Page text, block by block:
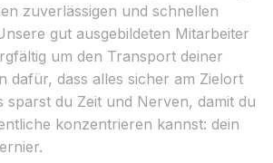
zuverlässigen und schnellen
gut ausgebildeten Mitarbeiter
um den Transport deiner
dafür, dass alles sicher am Zielort
sparst du Zeit und Nerven, damit du
konzentrieren kannst: dein